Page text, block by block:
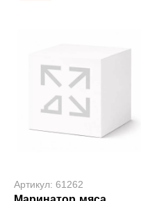
Артикул: 61262